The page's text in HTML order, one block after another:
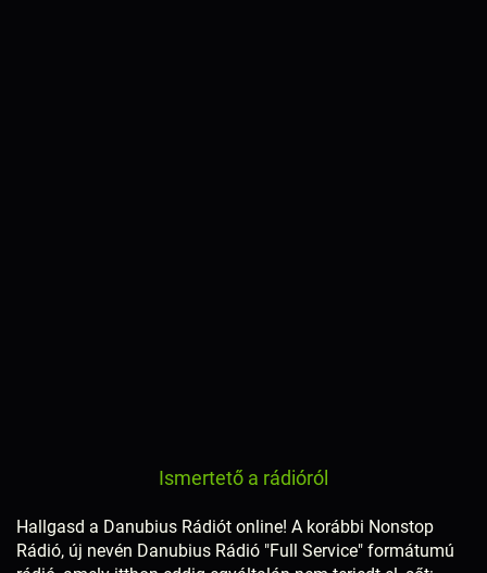
Ismertető a rádióról
Hallgasd a Danubius Rádiót online! A korábbi Nonstop
Rádió, új nevén Danubius Rádió "Full Service" formátumú